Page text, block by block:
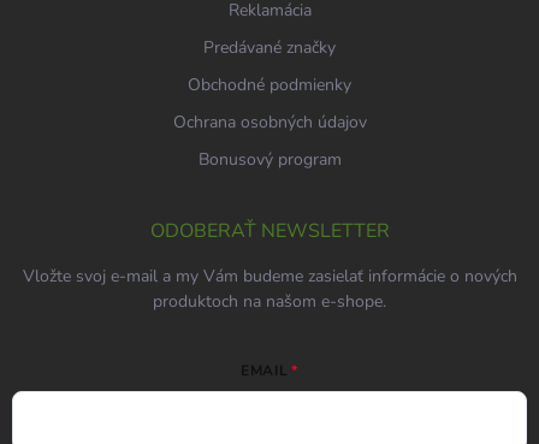
Reklamácia
Predávané značky
Obchodné podmienky
Ochrana osobných údajov
Bonusový program
ODOBERAŤ NEWSLETTER
Vložte svoj e-mail a my Vám budeme zasielať informácie o nových
produktoch na našom e-shope.
EMAIL